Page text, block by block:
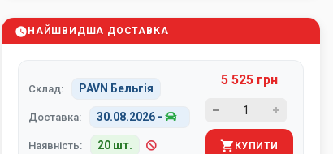
НАЙШВИДША ДОСТАВКА
Склад: PAVN Бельгія
Доставка: 30.08.2026 -
Наявність: 20 шт.
5 525 грн
КУПИТИ